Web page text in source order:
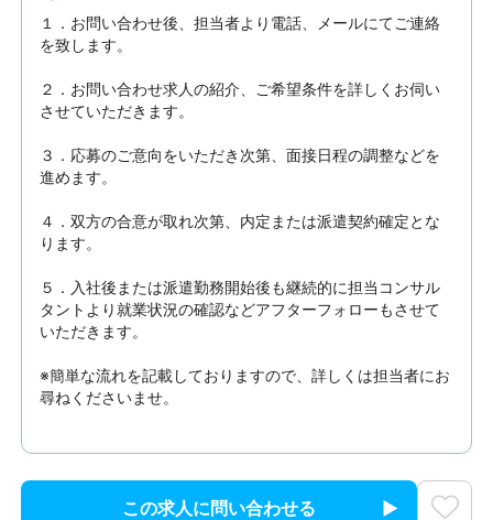
１．お問い合わせ後、担当者より電話、メールにてご連絡
を致します。
２．お問い合わせ求人の紹介、ご希望条件を詳しくお伺い
させていただきます。
３．応募のご意向をいただき次第、面接日程の調整などを
進めます。
４．双方の合意が取れ次第、内定または派遣契約確定とな
ります。
５．入社後または派遣勤務開始後も継続的に担当コンサル
タントより就業状況の確認などアフターフォローもさせて
いただきます。
※簡単な流れを記載しておりますので、詳しくは担当者にお
尋ねくださいませ。
この求人に問い合わせる